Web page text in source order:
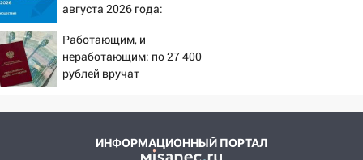
09:41
Диана Шурыгина уверовала в
Бога в СИЗО
09:35
В Ульяновске директора фирмы
будут судить за неуплату налогов на 48
Подросток на питбайке сбил
велосипедистку: пострадали двое
августа 2026 года:
откуда был громкий
хлопок
Работающим, и
неработающим: по 27 400
рублей вручат
ИНФОРМАЦИОННЫЙ ПОРТАЛ